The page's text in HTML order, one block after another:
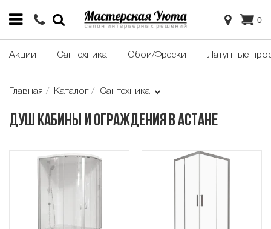
0
Акции Сантехника Обои/Фрески Латунные
Главная Каталог Сантехника
Душ кабины и ограждения в Астане